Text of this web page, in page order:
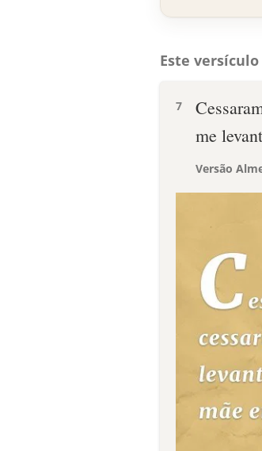
Este
7
me
Versão